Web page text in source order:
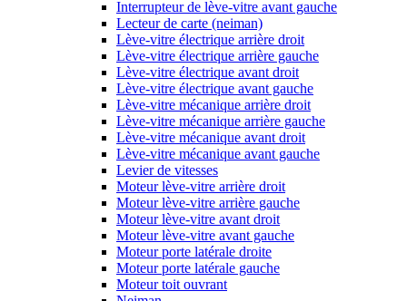
Interrupteur de lève-vitre avant gauche
Lecteur de carte (neiman)
Lève-vitre électrique arrière droit
Lève-vitre électrique arrière gauche
Lève-vitre électrique avant droit
Lève-vitre électrique avant gauche
Lève-vitre mécanique arrière droit
Lève-vitre mécanique arrière gauche
Lève-vitre mécanique avant droit
Lève-vitre mécanique avant gauche
Levier de vitesses
Moteur lève-vitre arrière droit
Moteur lève-vitre arrière gauche
Moteur lève-vitre avant droit
Moteur lève-vitre avant gauche
Moteur porte latérale droite
Moteur porte latérale gauche
Moteur toit ouvrant